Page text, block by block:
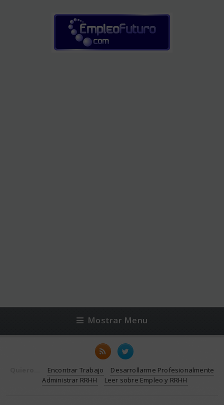
Mostrar Menu
Encontrar Trabajo
Desarrollarme Profesionalmente
Administrar RRHH
Leer sobre Empleo y RRHH